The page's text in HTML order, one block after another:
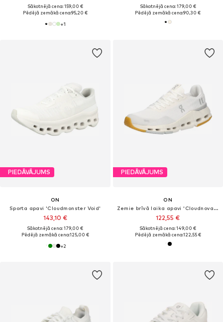
Sākotnējā cena: 159,00 €
Pēdējā zemākā cena:95,20 €
+1
Sākotnējā cena: 179,00 €
Pēdējā zemākā cena:90,30 €
PIEDĀVĀJUMS
ON
Sporta apavi 'Cloudmonster Void'
143,10 €
Sākotnējā cena: 179,00 €
Pēdējā zemākā cena:125,00 €
+2
PIEDĀVĀJUMS
ON
Zemie brīvā laika apavi 'Cloudnova Form 2'
122,55 €
Sākotnējā cena: 149,00 €
Pēdējā zemākā cena:122,55 €